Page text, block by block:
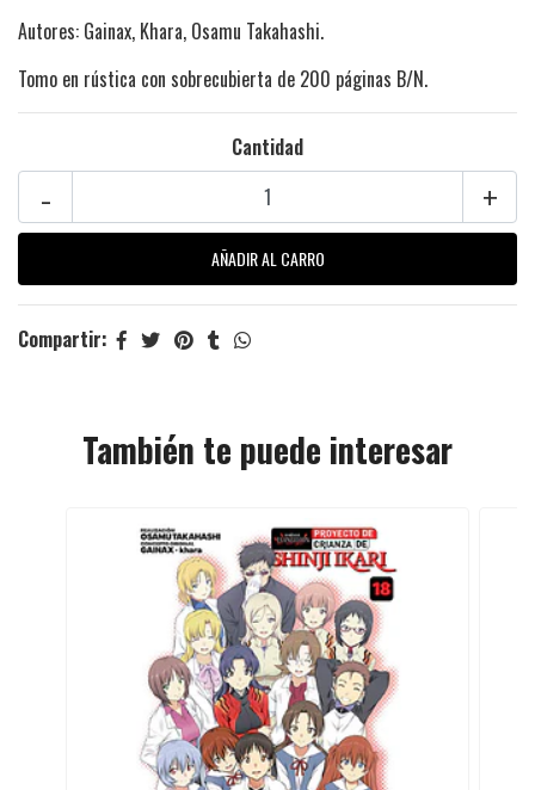
Autores: Gainax, Khara, Osamu Takahashi.
Tomo en rústica con sobrecubierta de 200 páginas B/N.
Cantidad
+
-
Compartir:
También te puede interesar